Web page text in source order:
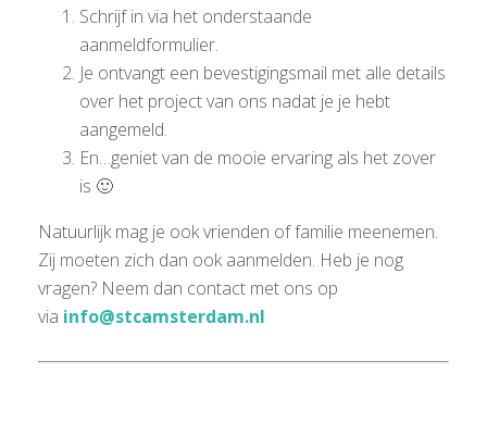
Schrijf in via het onderstaande
aanmeldformulier.
Je ontvangt een bevestigingsmail met alle details
over het project van ons nadat je je hebt
aangemeld.
En…geniet van de mooie ervaring als het zover
is 🙂
Natuurlijk mag je ook vrienden of familie meenemen.
Zij moeten zich dan ook aanmelden. Heb je nog
vragen? Neem dan contact met ons op
via info@stcamsterdam.nl